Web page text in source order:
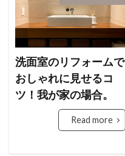
洗面室のリフォームで
おしゃれに見せるコ
ツ！我が家の場合。
Read more